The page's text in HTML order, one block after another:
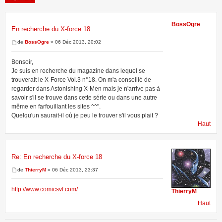
En recherche du X-force 18
de BossOgre » 06 Déc 2013, 20:02
Bonsoir,
Je suis en recherche du magazine dans lequel se
trouverait le X-Force Vol.3 n°18. On m'a conseillé de
regarder dans Astonishing X-Men mais je n'arrive pas à
savoir s'il se trouve dans cette série ou dans une autre
même en farfouillant les sites ^^".
Quelqu'un saurait-il où je peu le trouver s'il vous plait ?
BossOgre
Haut
Re: En recherche du X-force 18
de ThierryM » 06 Déc 2013, 23:37
http://www.comicsvf.com/
ThierryM
Haut